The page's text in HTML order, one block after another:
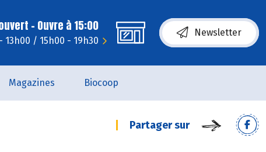
- Ouvre à 15:00
/ 15h00 - 19h30
Newsletter
Magazines Biocoop
Partager sur